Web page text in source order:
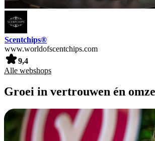
Scentchips®
www.worldofscentchips.com
9,4
Alle webshops
Groei in vertrouwen én